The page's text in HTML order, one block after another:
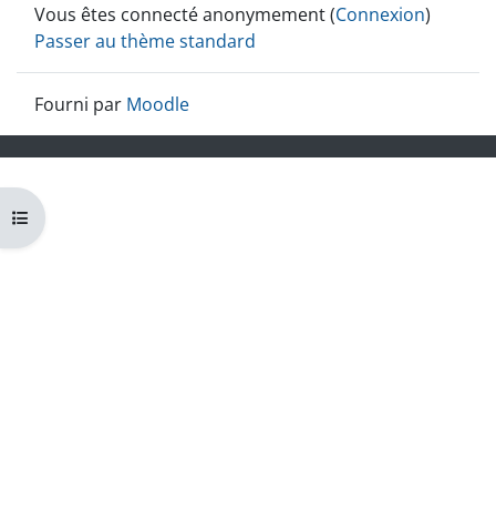
Ouvrir l’index du cours
Vous êtes connecté anonymement (Connexion)
Passer au thème standard
Fourni par Moodle